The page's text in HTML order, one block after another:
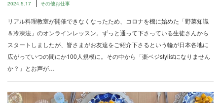
2024.5.17 その他お仕事
リアル料理教室が開催できなくなったため、コロナを機に始めた「野菜知識
＆冷凍法」のオンラインレッスン。ずっと通って下さっている生徒さんから
スタートしましたが、皆さまがお友達をご紹介下さるという輪が日本各地に
広がっていつの間にか100人規模に。その中から「楽ベジstylistになりません
か？」とお声が…